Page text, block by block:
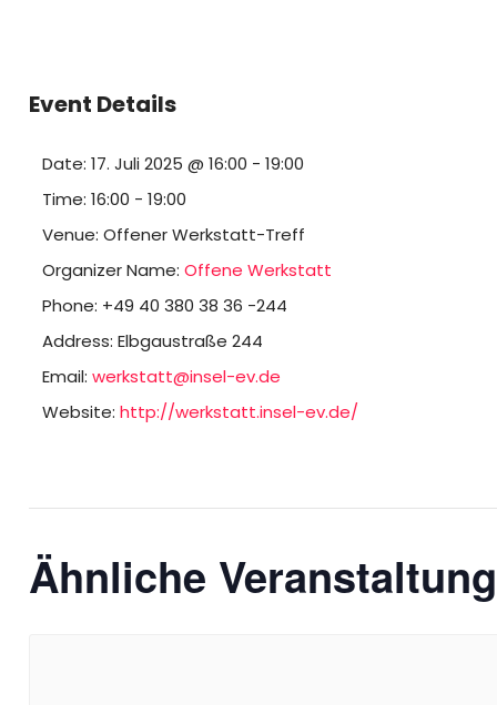
Event Details
Date: 17. Juli 2025 @ 16:00 - 19:00
Time: 16:00 - 19:00
Venue: Offener Werkstatt-Treff
Organizer Name: Offene Werkstatt
Phone: +49 40 380 38 36 -244
Address: Elbgaustraße 244
Email: werkstatt@insel-ev.de
Website: http://werkstatt.insel-ev.de/
Ähnliche